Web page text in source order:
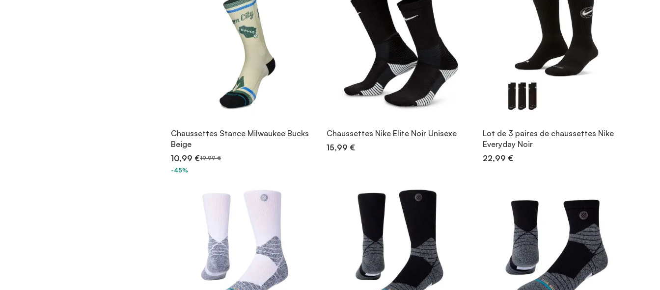
Chaussettes Stance Milwaukee Bucks
Beige
10,99 €19,99 €
-45%
Chaussettes Nike Elite Noir Unisexe
15,99 €
Lot de 3 paires de chaussettes Nike
Everyday Noir
22,99 €